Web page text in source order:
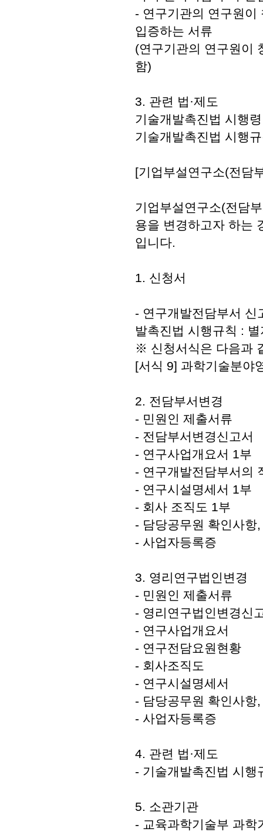
- 연구기관의 연구원이
입증하는 서류
(연구기관의 연구원이
함)
3. 관련 법·제도
기술개발촉진법 시행
기술개발촉진법 시행
[기업부설연구소(전담
기업부설연구소(전담
용을 변경하고자 하는
입니다.
1. 신청서
- 연구개발전담부서 신
발촉진법 시행규칙 :
※ 신청서식은 다음과
[서식 9] 과학기술분야
2. 전담부서변경
- 민원인 제출서류
- 전담부서변경신고서
- 연구사업개요서 1부
- 연구개발전담부서의
- 연구시설명세서 1부
- 회사 조직도 1부
- 담당공무원 확인사항
- 사업자등록증
3. 영리연구법인변경
- 민원인 제출서류
- 영리연구법인변경신
- 연구사업개요서
- 연구전담요원현황
- 회사조직도
- 연구시설명세서
- 담당공무원 확인사항
- 사업자등록증
4. 관련 법·제도
- 기술개발촉진법 시행
5. 소관기관
- 교육과학기술부 과